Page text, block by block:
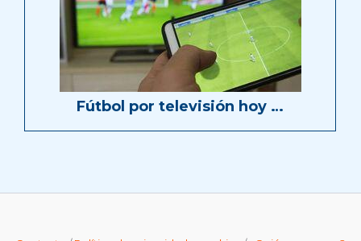
Fútbol por televisión hoy …